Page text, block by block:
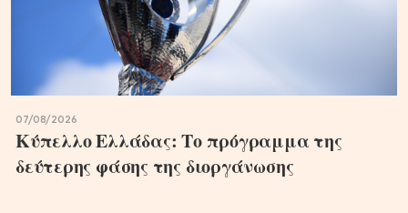
07/08/2026
Κύπελλο Ελλάδας: Το πρόγραμμα της
δεύτερης φάσης της διοργάνωσης